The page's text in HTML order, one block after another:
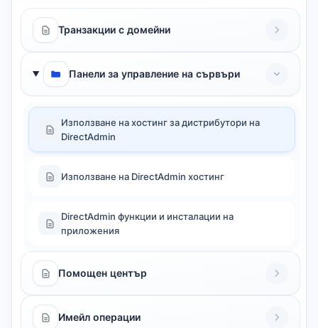
Транзакции с домейни
Панели за управление на сървъри
Използване на хостинг за дистрибутори на
DirectAdmin
Използване на DirectAdmin хостинг
DirectAdmin функции и инсталации на
приложения
Помощен център
Имейл операции